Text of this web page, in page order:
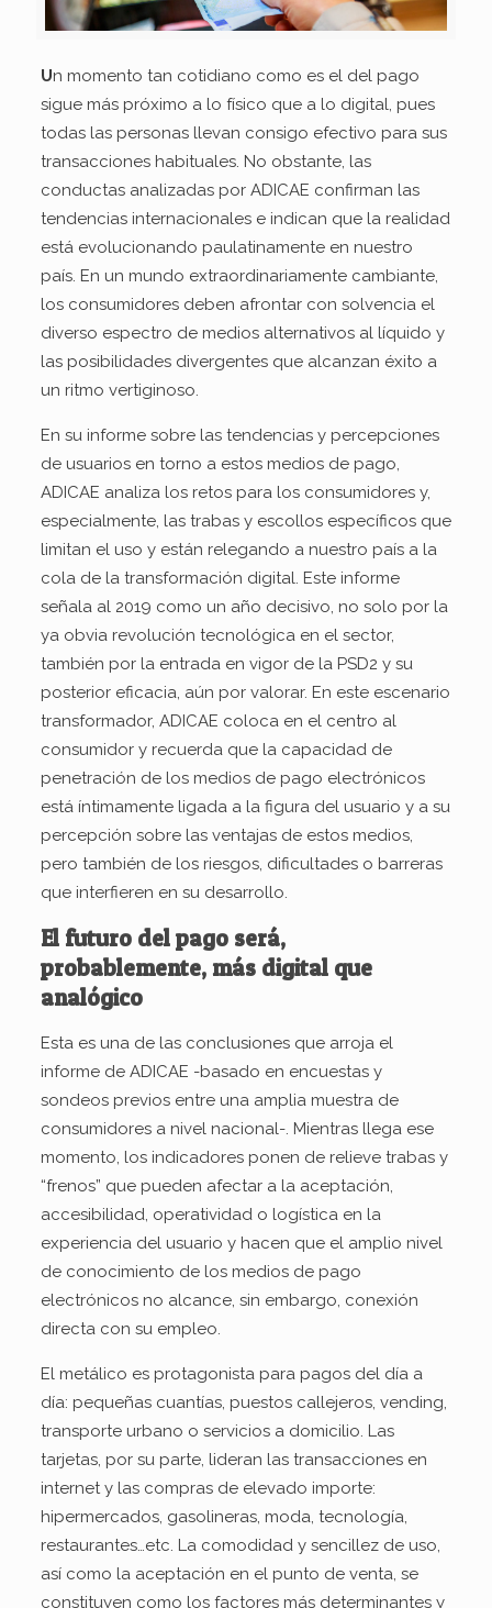
Un momento tan cotidiano como es el del pago
sigue más próximo a lo físico que a lo digital, pues
todas las personas llevan consigo efectivo para sus
transacciones habituales. No obstante, las
conductas analizadas por ADICAE confirman las
tendencias internacionales e indican que la realidad
está evolucionando paulatinamente en nuestro
país. En un mundo extraordinariamente cambiante,
los consumidores deben afrontar con solvencia el
diverso espectro de medios alternativos al líquido y
las posibilidades divergentes que alcanzan éxito a
un ritmo vertiginoso.
En su informe sobre las tendencias y percepciones
de usuarios en torno a estos medios de pago,
ADICAE analiza los retos para los consumidores y,
especialmente, las trabas y escollos específicos que
limitan el uso y están relegando a nuestro país a la
cola de la transformación digital. Este informe
señala al 2019 como un año decisivo, no solo por la
ya obvia revolución tecnológica en el sector,
también por la entrada en vigor de la PSD2 y su
posterior eficacia, aún por valorar. En este escenario
transformador, ADICAE coloca en el centro al
consumidor y recuerda que la capacidad de
penetración de los medios de pago electrónicos
está íntimamente ligada a la figura del usuario y a su
percepción sobre las ventajas de estos medios,
pero también de los riesgos, dificultades o barreras
que interfieren en su desarrollo.
El futuro del pago será,
probablemente, más digital que
analógico
Esta es una de las conclusiones que arroja el
informe de ADICAE -basado en encuestas y
sondeos previos entre una amplia muestra de
consumidores a nivel nacional-. Mientras llega ese
momento, los indicadores ponen de relieve trabas y
“frenos” que pueden afectar a la aceptación,
accesibilidad, operatividad o logística en la
experiencia del usuario y hacen que el amplio nivel
de conocimiento de los medios de pago
electrónicos no alcance, sin embargo, conexión
directa con su empleo.
El metálico es protagonista para pagos del día a
día: pequeñas cuantías, puestos callejeros, vending,
transporte urbano o servicios a domicilio. Las
tarjetas, por su parte, lideran las transacciones en
internet y las compras de elevado importe:
hipermercados, gasolineras, moda, tecnología,
restaurantes…etc. La comodidad y sencillez de uso,
así como la aceptación en el punto de venta, se
constituyen como los factores más determinantes y